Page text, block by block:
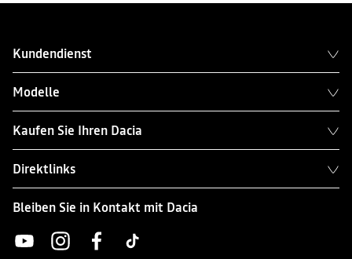
Kundendienst
Modelle
Kaufen Sie Ihren Dacia
Direktlinks
Bleiben Sie in Kontakt mit Dacia